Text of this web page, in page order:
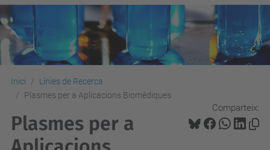
Inici
Línies de Recerca
Plasmes per a Aplicacions Biomèdiques
Comparteix:
Plasmes per a